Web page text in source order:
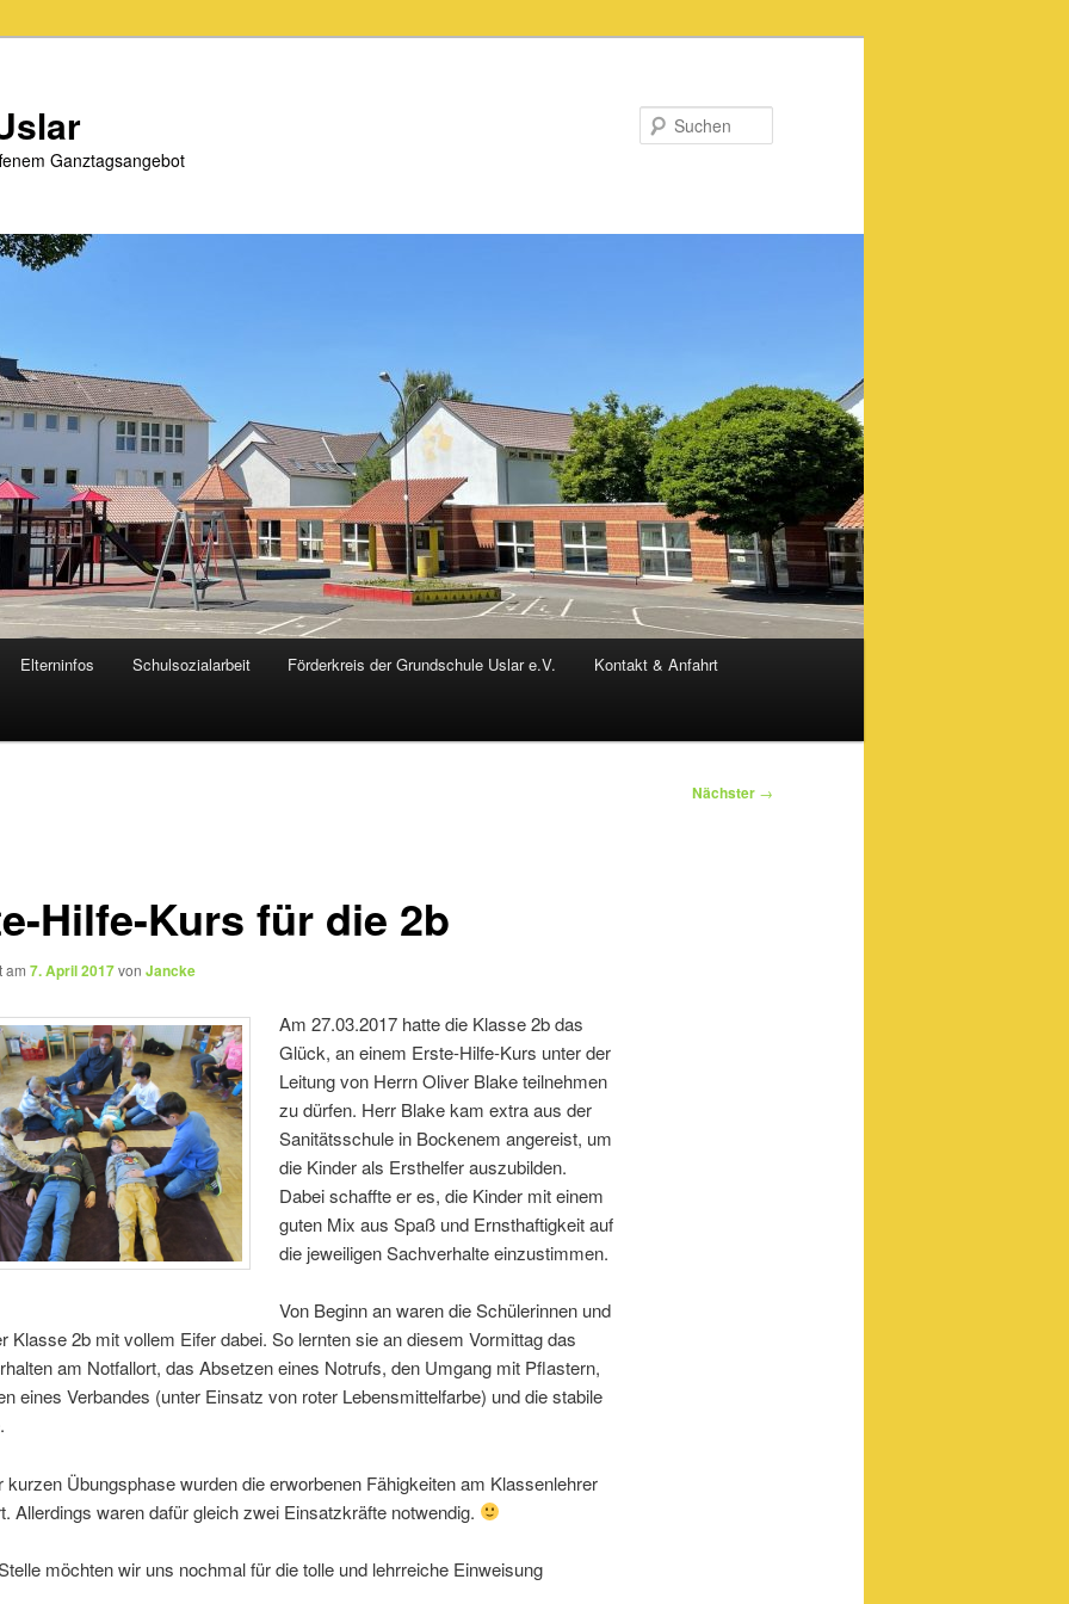
Ganztagsangebot
Elterninfos Schulsozialarbeit Förderkreis der Grundschule Uslar e.V. Kontakt & Anfahrt
Nächster →
Hilfe-Kurs für die 2b
am 7. April 2017von Jancke
Am 27.03.2017 hatte die Klasse 2b das
Glück, an einem Erste-Hilfe-Kurs unter der
Leitung von Herrn Oliver Blake teilnehmen
zu dürfen. Herr Blake kam extra aus der
Sanitätsschule in Bockenem angereist, um
die Kinder als Ersthelfer auszubilden.
Dabei schaffte er es, die Kinder mit einem
guten Mix aus Spaß und Ernsthaftigkeit auf
die jeweiligen Sachverhalte einzustimmen.
Von Beginn an waren die Schülerinnen und
Klasse 2b mit vollem Eifer dabei. So lernten sie an diesem Vormittag das
am Notfallort, das Absetzen eines Notrufs, den Umgang mit Pflastern,
eines Verbandes (unter Einsatz von roter Lebensmittelfarbe) und die stabile
kurzen Übungsphase wurden die erworbenen Fähigkeiten am Klassenlehrer
Allerdings waren dafür gleich zwei Einsatzkräfte notwendig.
möchten wir uns nochmal für die tolle und lehrreiche Einweisung